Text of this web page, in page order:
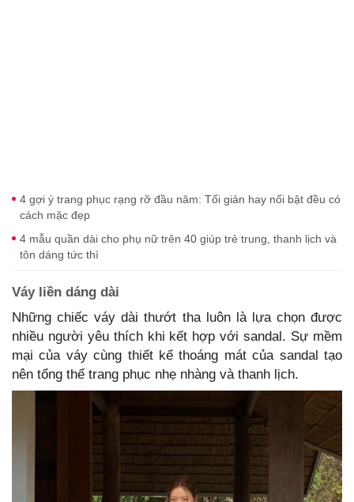
4 gợi ý trang phục rạng rỡ đầu năm: Tối giản hay nổi bật đều có
cách mặc đẹp
4 mẫu quần dài cho phụ nữ trên 40 giúp trẻ trung, thanh lịch và
tôn dáng tức thì
Váy liền dáng dài
Những chiếc váy dài thướt tha luôn là lựa chọn được
nhiều người yêu thích khi kết hợp với sandal. Sự mềm
mại của váy cùng thiết kế thoáng mát của sandal tạo
nên tổng thể trang phục nhẹ nhàng và thanh lịch.